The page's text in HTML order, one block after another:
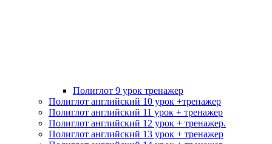
Полиглот 9 урок тренажер
Полиглот английский 10 урок +тренажер
Полиглот английский 11 урок + тренажер
Полиглот английский 12 урок + тренажер.
Полиглот английский 13 урок + тренажер